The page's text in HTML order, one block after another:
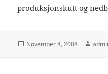
produksjonskutt og
Posted
November 4, 2008